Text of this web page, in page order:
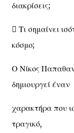
διακρίσεις;
 Τι σημαίνει
κόσμο;
Ο Νίκος
δημιουργεί έναν
χαρακτήρα που
τραγικό,